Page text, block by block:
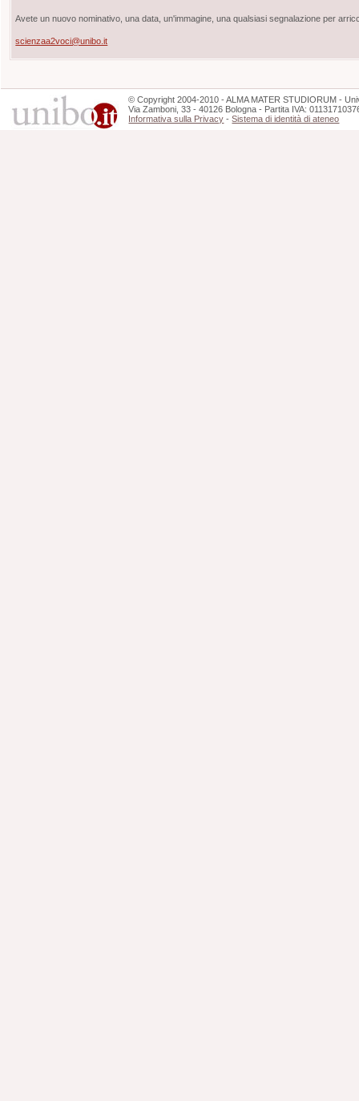
Avete un nuovo nominativo, una data, un'immagine, una qualsiasi segnalazione per
scienzaa2voci@unibo.it
©Copyright 2004-2010 - ALMA MATER STUDIORUM -
Via Zamboni, 33 - 40126 Bologna - Partita IVA:
Informativa sulla Privacy -Sistema di identità di ateneo